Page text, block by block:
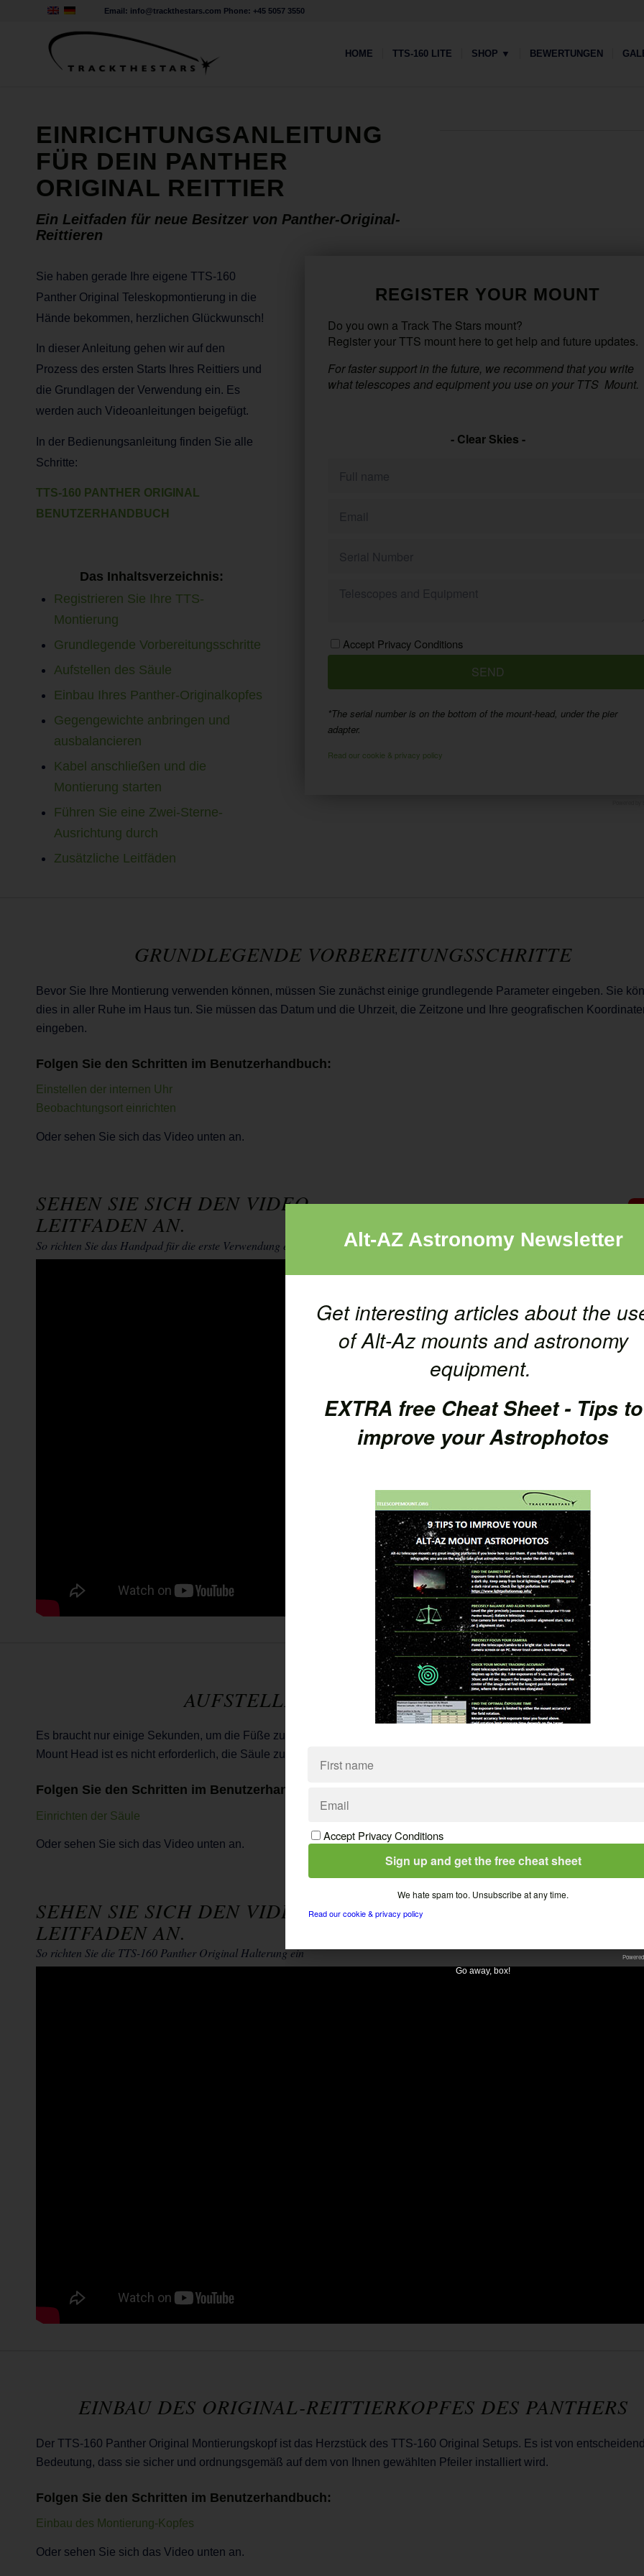
Email: info@trackthestars.com Phone: +45 5057 3550
HOME TTS-160 LITE SHOP ▼ BEWERTUNGEN
EINRICHTUNGSANLEITUNG
FÜR DEIN PANTHER
ORIGINAL REITTIER
Ein Leitfaden für neue Besitzer von Panther-Original-
Reittieren
Sie haben gerade Ihre eigene TTS-160
Panther Original Teleskopmontierung in die
Hände bekommen, herzlichen Glückwunsch!
In dieser Anleitung gehen wir auf den
Prozess des ersten Starts Ihres Reittiers und
die Grundlagen der Verwendung ein. Es
werden auch Videoanleitungen beigefügt.
In der Bedienungsanleitung finden Sie alle
Schritte:
TTS-160 PANTHER ORIGINAL
BENUTZERHANDBUCH
Das Inhaltsverzeichnis:
Registrieren Sie Ihre TTS-
Montierung
Grundlegende Vorbereitungsschritte
Aufstellen des Säule
Einbau Ihres Panther-Originalkopfes
Gegengewichte anbringen und
ausbalancieren
Kabel anschließen und die
Montierung starten
Führen Sie eine Zwei-Sterne-
Ausrichtung durch
Zusätzliche Leitfäden
REGISTER YOUR MOUNT
Do you own a Track The Stars mount?
Register your TTS mount here to get help and future updates.
For faster support in the future, we recommend that you write
what telescopes and equipment you use on your TTS Mount.
- Clear Skies -
Accept Privacy Conditions
*The serial number is on the bottom of the mount-head, under the pier
adapter.
Read our cookie & privacy policy
GRUNDLEGENDE VORBEREITUNGSSCHRITTE
Bevor Sie Ihre Montierung verwenden können, müssen Sie zunächst einige grundlegende Parameter eingeben. Sie
dies in aller Ruhe im Haus tun. Sie müssen das Datum und die Uhrzeit, die Zeitzone und Ihre geografischen
eingeben.
Folgen Sie den Schritten im Benutzerhandbuch:
Einstellen der internen Uhr
Beobachtungsort einrichten
Oder sehen Sie sich das Video unten an.
SEHEN SIE SICH DEN VIDEO-
LEITFADEN AN.
So richten Sie das Handpad für die erste Verwendung ein
AUFSTELLEN DES KLAPPPFEILERS
Es braucht nur einige Sekunden, um die Füße zu entfalten und die Säule zu montieren. Mit dem TTS-160 Panther
Mount Head ist es nicht erforderlich, die Säule zu nivellieren, was den Aufbau noch schneller macht.
Folgen Sie den Schritten im Benutzerhandbuch:
Einrichten der Säule
Oder sehen Sie sich das Video unten an.
SEHEN SIE SICH DEN VIDEO-
LEITFADEN AN.
So richten Sie die TTS-160 Panther Original Halterung ein
EINBAU DES ORIGINAL-REITTIERKOPFES DES PANTHERS
Der TTS-160 Panther Original Montierungskopf ist das Herzstück des TTS-160 Original Setups. Es ist von
Bedeutung, dass sie sicher und ordnungsgemäß auf dem von Ihnen gewählten Pfeiler installiert wird.
Folgen Sie den Schritten im Benutzerhandbuch:
Einbau des Montierung-Kopfes
Oder sehen Sie sich das Video unten an.
Alt-AZ Astronomy Newsletter
Get interesting articles about the
of Alt-Az mounts and astronomy
equipment.
EXTRA free Cheat Sheet - Tips to
improve your Astrophotos
Accept Privacy Conditions
We hate spam too. Unsubscribe at any time.
Read our cookie & privacy policy
Go away, box!